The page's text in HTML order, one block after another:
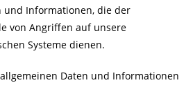
und Informationen, die der
von Angriffen auf unsere
Systeme dienen.
Daten und Informationen